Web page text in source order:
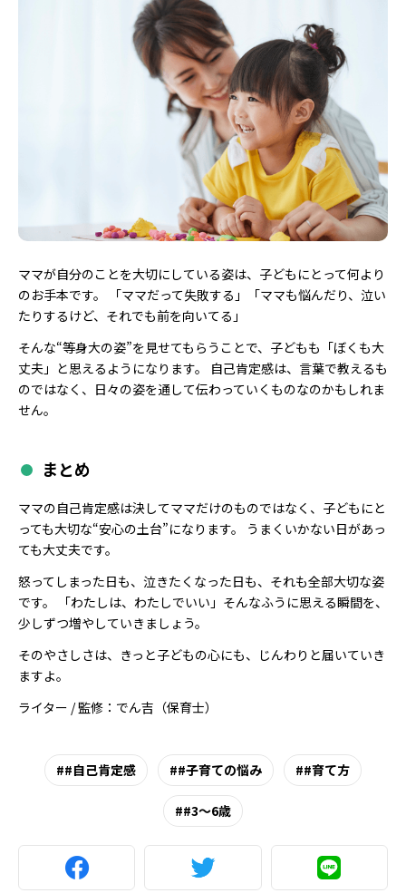
ママが自分のことを大切にしている姿は、子どもにとって何より
のお手本です。 「ママだって失敗する」「ママも悩んだり、泣い
たりするけど、それでも前を向いてる」
そんな“等身大の姿”を見せてもらうことで、子どもも「ぼくも大
丈夫」と思えるようになります。 自己肯定感は、言葉で教えるも
のではなく、日々の姿を通して伝わっていくものなのかもしれま
せん。
まとめ
ママの自己肯定感は決してママだけのものではなく、子どもにと
っても大切な“安心の土台”になります。 うまくいかない日があっ
ても大丈夫です。
怒ってしまった日も、泣きたくなった日も、それも全部大切な姿
です。 「わたしは、わたしでいい」そんなふうに思える瞬間を、
少しずつ増やしていきましょう。
そのやさしさは、きっと子どもの心にも、じんわりと届いていき
ますよ。
ライター / 監修：でん吉（保育士）
#自己肯定感 #子育ての悩み #育て方
#3～6歳